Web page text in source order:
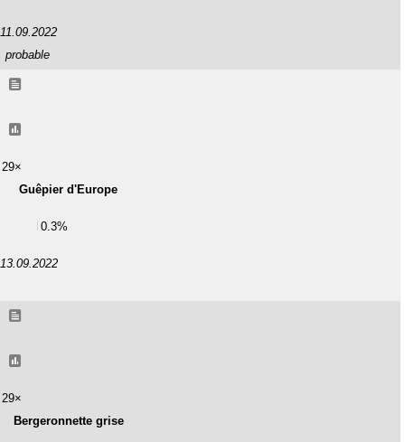
11.09.2022
probable
29×
Guêpier d'Europe
0.3%
13.09.2022
29×
Bergeronnette grise